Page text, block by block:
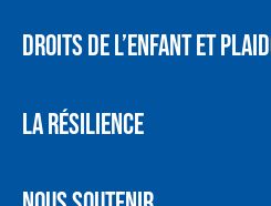
DROITS DE L’ENFANT ET
LA RÉSILIENCE